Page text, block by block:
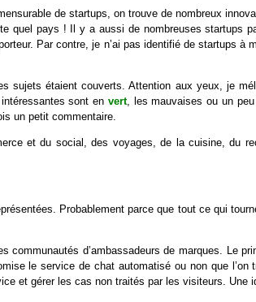
de startups, on trouve de nombreux
quel pays ! Il y a aussi de nombreuses startups
Par contre, je n’ai pas identifié de startups
sujets étaient couverts. Attention aux yeux, je
sont en vert, les mauvaises ou un
un petit commentaire.
et du social, des voyages, de la cuisine, du
Probablement parce que tout ce qui
communautés d’ambassadeurs de marques. Le
le service de chat automatisé ou non que
et gérer les cas non traités par les visiteurs. Une